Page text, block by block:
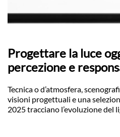
Progettare la luce
percezione e
Tecnica o d’atmosfera,
visioni progettuali e una
2025 tracciano l’evoluzione del